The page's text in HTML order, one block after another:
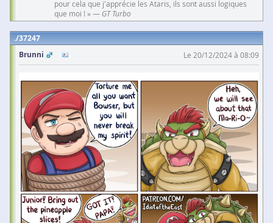
pour cela que j'apprécie les Ataris, ils sont aussi logiques
que moi ! » — GT Turbo
37247
Brunni
Le 20/12/2024 à 08:09